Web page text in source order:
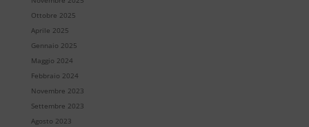
Ottobre 2025
Aprile 2025
Gennaio 2025
Maggio 2024
Febbraio 2024
Novembre 2023
Settembre 2023
Agosto 2023